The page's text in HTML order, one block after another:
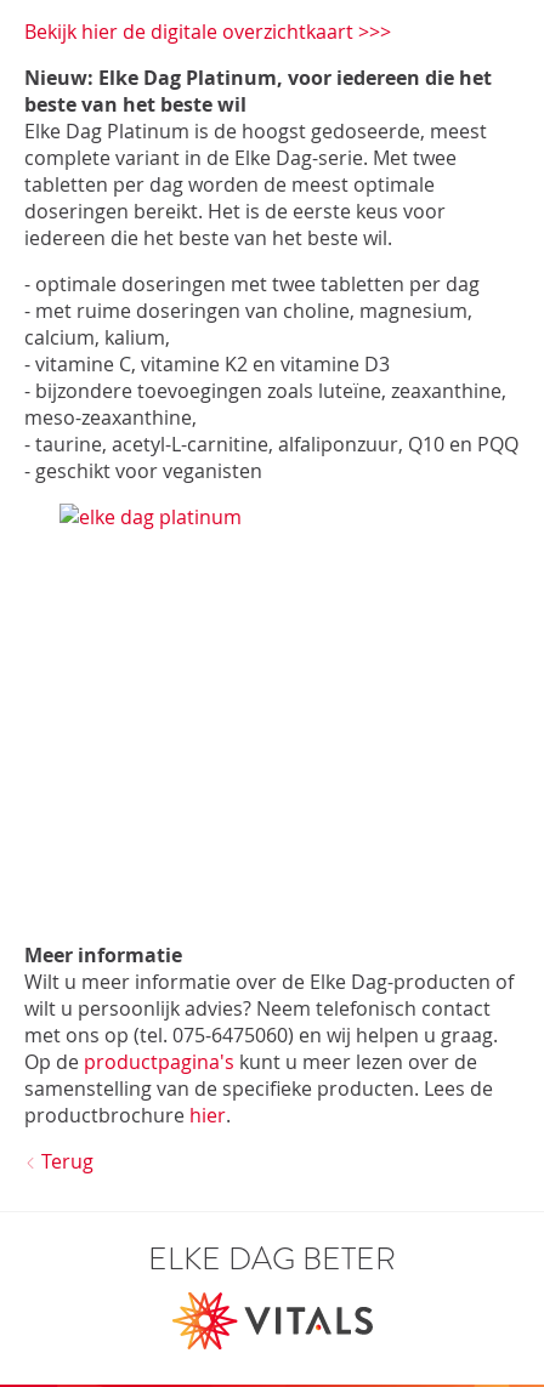
Bekijk hier de digitale overzichtkaart >>>
Nieuw: Elke Dag Platinum, voor iedereen die het
beste van het beste wil
Elke Dag Platinum is de hoogst gedoseerde, meest
complete variant in de Elke Dag-serie. Met twee
tabletten per dag worden de meest optimale
doseringen bereikt. Het is de eerste keus voor
iedereen die het beste van het beste wil.
- optimale doseringen met twee tabletten per dag
- met ruime doseringen van choline, magnesium,
calcium, kalium,
- vitamine C, vitamine K2 en vitamine D3
- bijzondere toevoegingen zoals luteïne, zeaxanthine,
meso-zeaxanthine,
- taurine, acetyl-L-carnitine, alfaliponzuur, Q10 en PQQ
- geschikt voor veganisten
Meer informatie
Wilt u meer informatie over de Elke Dag-producten of
wilt u persoonlijk advies? Neem telefonisch contact
met ons op (tel. 075-6475060) en wij helpen u graag.
Op de productpagina's kunt u meer lezen over de
samenstelling van de specifieke producten. Lees de
productbrochure hier.
Terug
ELKE DAG BETER